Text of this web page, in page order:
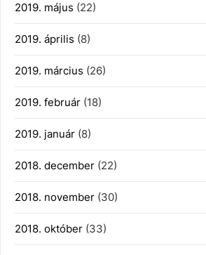
2019. május (22)
2019. április (8)
2019. március (26)
2019. február (18)
2019. január (8)
2018. december (22)
2018. november (30)
2018. október (33)